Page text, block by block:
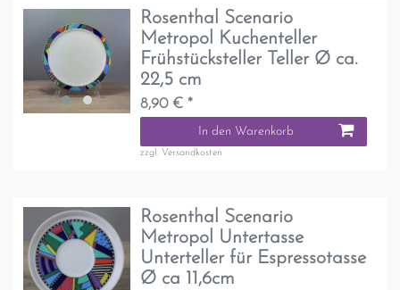
Rosenthal Scenario
Metropol Kuchenteller
Frühstücksteller Teller Ø ca.
22,5 cm
8,90 € *
In den Warenkorb
zzgl. Versandkosten
Rosenthal Scenario
Metropol Untertasse
Unterteller für Espressotasse
Ø ca 11,6cm